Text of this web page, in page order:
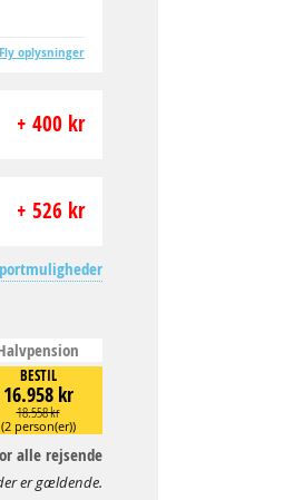
Fly oplysninger
+ 400 kr
+ 526 kr
BESTIL
16.958 kr
18.558 kr
(2 person(er))
alle rejsende
er gældende.